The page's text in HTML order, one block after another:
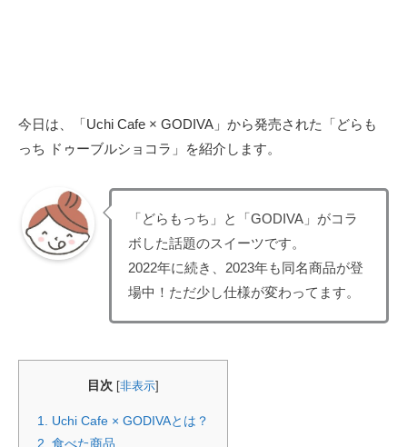
今日は、「Uchi Cafe × GODIVA」から発売された「どらも
っち ドゥーブルショコラ」を紹介します。
「どらもっち」と「GODIVA」がコラ
ボした話題のスイーツです。
2022年に続き、2023年も同名商品が登
場中！ただ少し仕様が変わってます。
目次 [非表示]
1.
Uchi Cafe × GODIVAとは？
2. 食べた商品